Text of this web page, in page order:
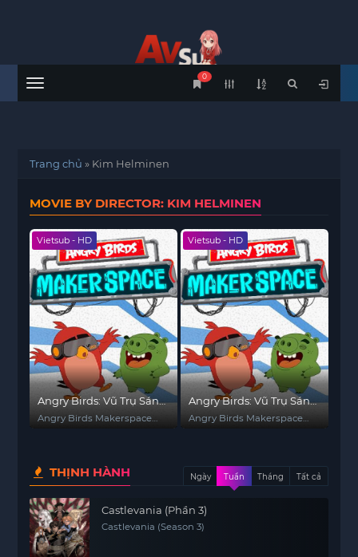
Menu
0
Trang chủ » Kim Helminen
MOVIE BY DIRECTOR: KIM HELMINEN
Vietsub - HD
Angry Birds: Vũ Trụ Sáng
Tạo (Phần 3)
Angry Birds Makerspace
Vietsub - HD
Angry Birds: Vũ Trụ Sáng
Tạo (Phần 2)
Angry Birds Makerspace
THỊNH HÀNH Ngày Tuần Tháng Tất cả
Castlevania (Phần 3)
Castlevania (Season 3)